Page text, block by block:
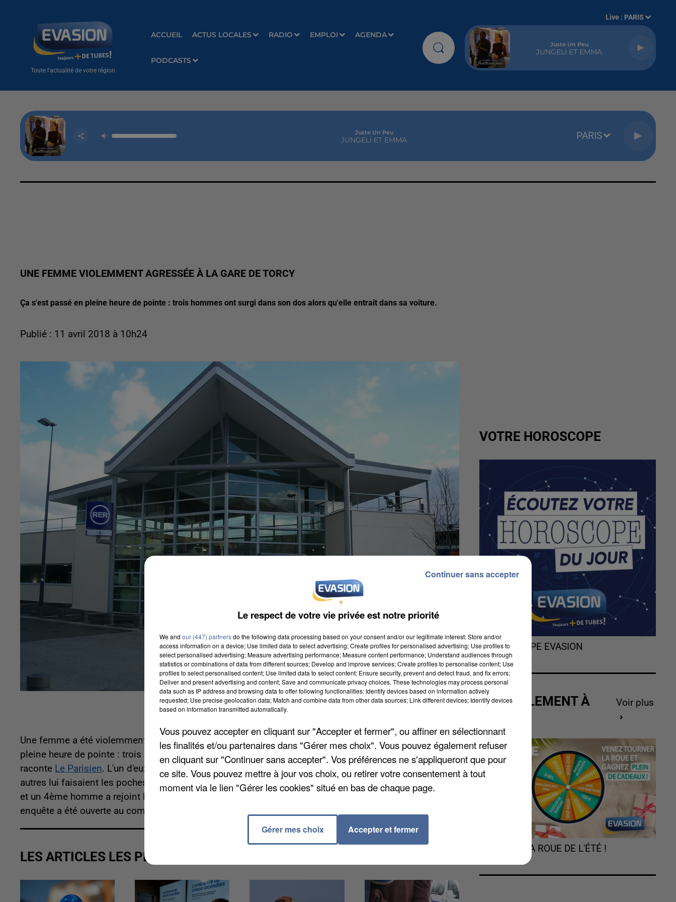
Toute l'actualité de votre région
ACCUEIL ACTUS LOCALES RADIO EMPLOI AGENDA
PODCASTS
Live : PARIS
Juste Un Peu
JUNGELI ET EMMA
Juste Un Peu
JUNGELI ET EMMA PARIS
UNE FEMME VIOLEMMENT AGRESSÉE À LA GARE DE TORCY
Ça s'est passé en pleine heure de pointe : trois hommes ont surgi dans son dos alors qu'elle entrait dans sa voiture.
Publié : 11 avril 2018 à 10h24
Une femme a été violemment agressée sur le parking du RER de Torcy lundi soir. Ça s'est passé en
pleine heure de pointe : trois hommes ont surgi dans son dos alors qu'elle entrait dans sa voiture,
raconte Le Parisien. L'un d'eux l'a alors étranglée avec son bras pour la maîtriser pendant que les deux
autres lui faisaient les poches et dérobaient son véhicule. La victime a été finalement été jetée au sol
et un 4ème homme a rejoint les trois agresseurs. Heureusement la femme n'a pas été blessée. Une
enquête a été ouverte au commissariat de Noisiel.
LES ARTICLES LES PLUS VUS
VOTRE HOROSCOPE
L'HOROSCOPE EVASION
ACTUELLEMENT À
Voir plus
TOURNEZ LA ROUE DE L'ÉTÉ !
Le respect de votre vie privée est notre priorité
We and our (447) partnersdo the following data processing based on your consent and/or our legitimate interest: Store and/or
access information on a device; Use limited data to select advertising; Create profiles for personalised advertising; Use profiles to
select personalised advertising; Measure advertising performance; Measure content performance; Understand audiences through
statistics or combinations of data from different sources; Develop and improve services; Create profiles to personalise content; Use
profiles to select personalised content; Use limited data to select content; Ensure security, prevent and detect fraud, and fix errors;
Deliver and present advertising and content; Save and communicate privacy choices. These technologies may process personal
data such as IP address and browsing data to offer following functionalities: Identify devices based on information actively
requested; Use precise geolocation data; Match and combine data from other data sources; Link different devices; Identify devices
based on information transmitted automatically.
Vous pouvez accepter en cliquant sur "Accepter et fermer", ou affiner en sélectionnant
les finalités et/ou partenaires dans "Gérer mes choix". Vous pouvez également refuser
en cliquant sur "Continuer sans accepter". Vos préférences ne s'appliqueront que pour
ce site. Vous pouvez mettre à jour vos choix, ou retirer votre consentement à tout
moment via le lien "Gérer les cookies" situé en bas de chaque page.
Gérer mes choix Accepter et fermer
Continuer sans accepter